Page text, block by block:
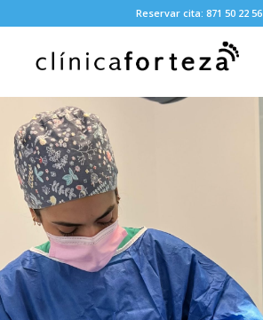
Reservar cita: 871 50 22 56